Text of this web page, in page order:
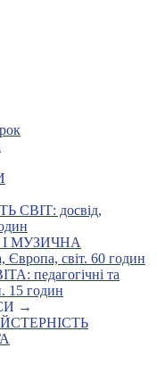
СВІТ: досвід,
МУЗИЧНА
світ. 60 годин
педагогічні та
15 годин
→